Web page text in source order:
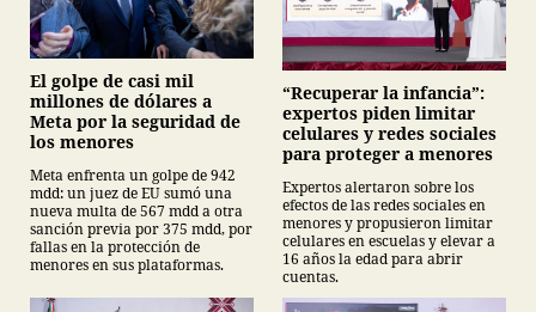
El golpe de casi mil
millones de dólares a
Meta por la seguridad de
los menores
Meta enfrenta un golpe de 942
mdd: un juez de EU sumó una
nueva multa de 567 mdd a otra
sanción previa por 375 mdd, por
fallas en la protección de
menores en sus plataformas.
“Recuperar la infancia”:
expertos piden limitar
celulares y redes sociales
para proteger a menores
Expertos alertaron sobre los
efectos de las redes sociales en
menores y propusieron limitar
celulares en escuelas y elevar a
16 años la edad para abrir
cuentas.